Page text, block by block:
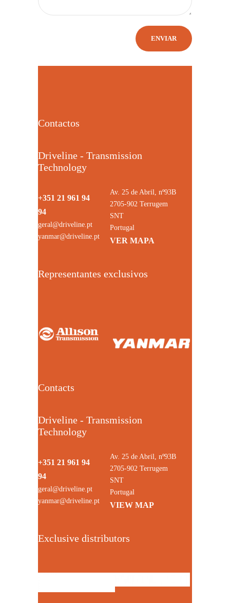
Contactos
Driveline - Transmission
Technology
+351 21 961 94
94
geral@driveline.pt
yanmar@driveline.pt
Av. 25 de Abril, nº93B
2705-902 Terrugem
SNT
Portugal
VER MAPA
Representantes exclusivos
Contacts
Driveline - Transmission
Technology
+351 21 961 94
94
geral@driveline.pt
yanmar@driveline.pt
Av. 25 de Abril, nº93B
2705-902 Terrugem
SNT
Portugal
VIEW MAP
Exclusive distributors